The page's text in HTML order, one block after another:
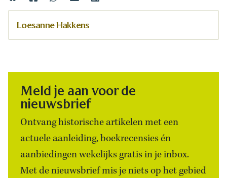
Loesanne Hakkens
Meld je aan voor de
nieuwsbrief
Ontvang historische artikelen met een
actuele aanleiding, boekrecensies én
aanbiedingen wekelijks gratis in je inbox.
Met de nieuwsbrief mis je niets op het gebied